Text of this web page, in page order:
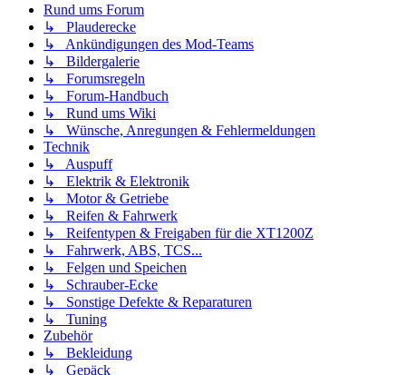
Rund ums Forum
↳ Plauderecke
↳ Ankündigungen des Mod-Teams
↳ Bildergalerie
↳ Forumsregeln
↳ Forum-Handbuch
↳ Rund ums Wiki
↳ Wünsche, Anregungen & Fehlermeldungen
Technik
↳ Auspuff
↳ Elektrik & Elektronik
↳ Motor & Getriebe
↳ Reifen & Fahrwerk
↳ Reifentypen & Freigaben für die XT1200Z
↳ Fahrwerk, ABS, TCS...
↳ Felgen und Speichen
↳ Schrauber-Ecke
↳ Sonstige Defekte & Reparaturen
↳ Tuning
Zubehör
↳ Bekleidung
↳ Gepäck